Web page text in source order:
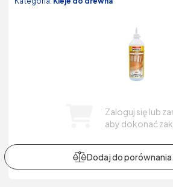
Zaloguj się lub
aby dokonać